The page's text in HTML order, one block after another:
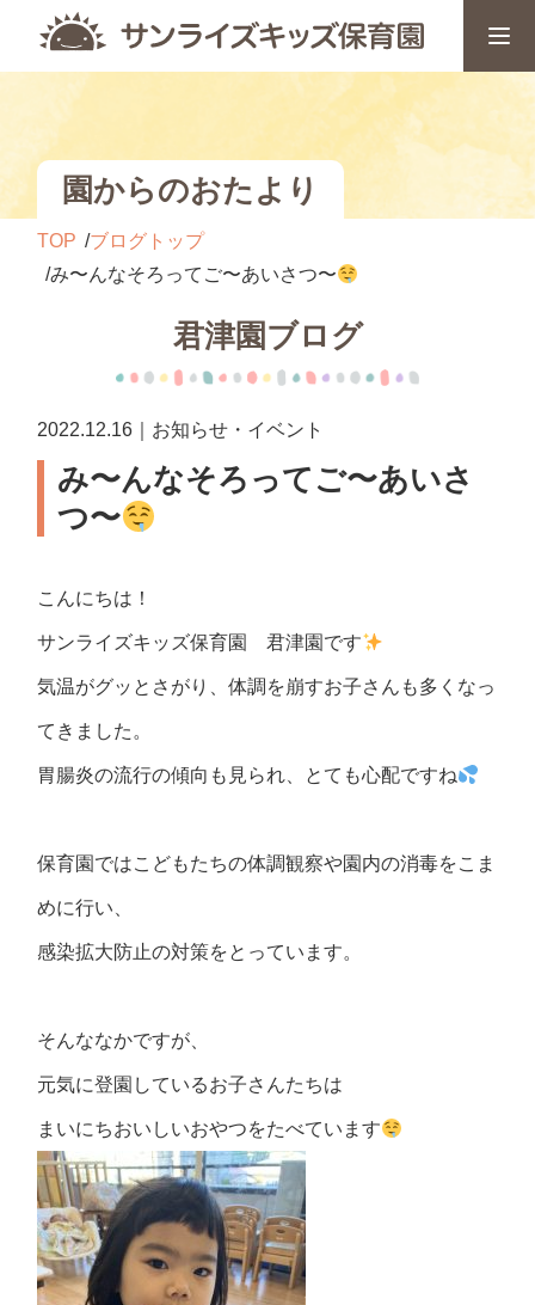
園からのおたより
TOP
ブログトップ
み〜んなそろってご〜あいさつ〜
君津園ブログ
2022.12.16｜お知らせ・イベント
み〜んなそろってご〜あいさ
つ〜
こんにちは！
サンライズキッズ保育園 君津園です
気温がグッとさがり、体調を崩すお子さんも多くなっ
てきました。
胃腸炎の流行の傾向も見られ、とても心配ですね
保育園ではこどもたちの体調観察や園内の消毒をこま
めに行い、
感染拡大防止の対策をとっています。
そんななかですが、
元気に登園しているお子さんたちは
まいにちおいしいおやつをたべています